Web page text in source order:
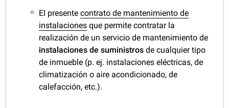
El presentecontrato de mantenimiento de
instalaciones que permite contratar la
realización de un servicio de mantenimiento de
instalaciones de suministros de cualquier tipo
de inmueble (p. ej. instalaciones eléctricas, de
climatización o aire acondicionado, de
calefacción, etc.).